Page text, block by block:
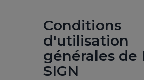
Conditions
d'utilisation
générales de
SIGN